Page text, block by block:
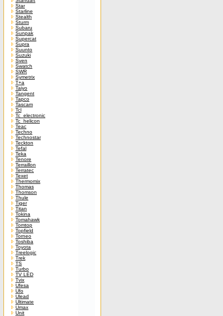
Star
Starline
Stealth
Sturm
Subaru
Sunpak
Supercat
Supra
Suunto
Suzuki
Sven
Swatch
SWR
Symetrix
T+a
Taiyo
Tangent
Tapco
Tascam
Tcl
Tc_electronic
Tc_helicon
Teac
Techno
Technostar
Teckton
Tefal
Teka
Tenore
Terraillon
Terratec
Texet
Thermomix
Thomas
Thomson
Thule
Tiger
Titan
Tokina
Tomahawk
Tomtop
Topfield
Torneo
Toshiba
Toyota
Treelogic
Trek
TS
Turbo
TV LED
Tvix
Ufesa
Ufo
Ulead
Ultimate
Umax
Unit